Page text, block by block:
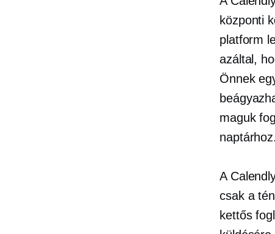
központi
platform
azáltal,
Önnek
maguk
naptárhoz.
A
csak a
kettős